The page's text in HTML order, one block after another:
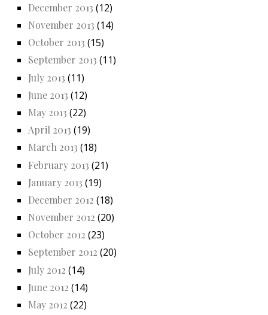
December 2013 (12)
November 2013 (14)
October 2013 (15)
September 2013 (11)
July 2013 (11)
June 2013 (12)
May 2013 (22)
April 2013 (19)
March 2013 (18)
February 2013 (21)
January 2013 (19)
December 2012 (18)
November 2012 (20)
October 2012 (23)
September 2012 (20)
July 2012 (14)
June 2012 (14)
May 2012 (22)